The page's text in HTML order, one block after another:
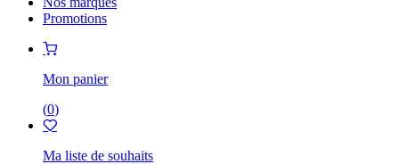
Promotions
Mon panier
(0)
Ma liste de souhaits